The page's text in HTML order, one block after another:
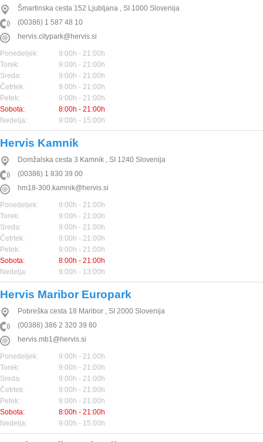
Šmartinska cesta 152 Ljubljana , SI 1000 Slovenija
(00386) 1 587 48 10
hervis.citypark@hervis.si
Ponedeljek:
9:00h - 21:00h
Torek:
9:00h - 21:00h
Sreda:
9:00h - 21:00h
Četrtek:
9:00h - 21:00h
Petek:
9:00h - 21:00h
Sobota:
8:00h - 21:00h
Nedelja:
9:00h - 15:00h
Hervis Kamnik
Domžalska cesta 3 Kamnik , SI 1240 Slovenija
(00386) 1 830 39 00
hm18-300.kamnik@hervis.si
Ponedeljek:
9:00h - 21:00h
Torek:
9:00h - 21:00h
Sreda:
9:00h - 21:00h
Četrtek:
9:00h - 21:00h
Petek:
9:00h - 21:00h
Sobota:
8:00h - 21:00h
Nedelja:
9:00h - 13:00h
Hervis Maribor Europark
Pobreška cesta 18 Maribor , SI 2000 Slovenija
(00386) 386 2 320 39 80
hervis.mb1@hervis.si
Ponedeljek:
9:00h - 21:00h
Torek:
9:00h - 21:00h
Sreda:
9:00h - 21:00h
Četrtek:
9:00h - 21:00h
Petek:
9:00h - 21:00h
Sobota:
8:00h - 21:00h
Nedelja:
9:00h - 15:00h